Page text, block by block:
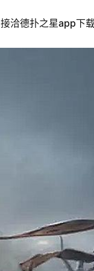
接洽德扑之星app下